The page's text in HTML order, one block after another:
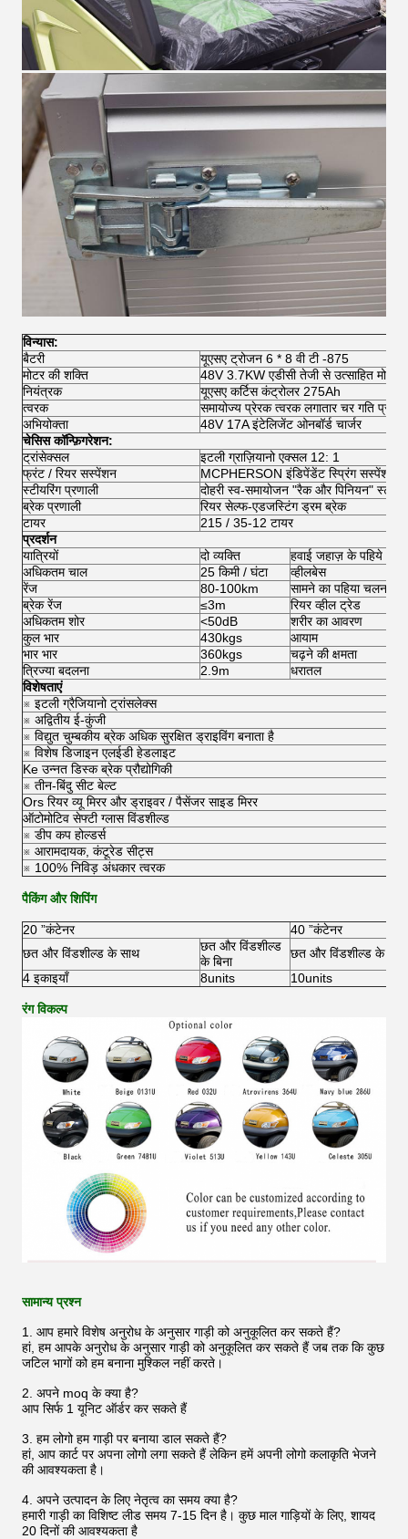
विन्यास:
बैटरी
यूएसए ट्रोजन 6 * 8 वी टी -875
मोटर की शक्ति
48V 3.7KW एडीसी तेजी से उत्साहित मोटर
नियंत्रक
यूएसए कर्टिस कंट्रोलर 275Ah
त्वरक
समायोज्य प्रेरक त्वरक लगातार चर गति
अभियोक्ता
48V 17A इंटेलिजेंट ओनबॉर्ड चार्जर
चेसिस कॉन्फ़िगरेशन:
ट्रांसेक्सल
इटली ग्राज़ियानो एक्सल 12: 1
फ्रंट / रियर सस्पेंशन
MCPHERSON इंडिपेंडेंट स्प्रिंग सस्पेंशन
स्टीयरिंग प्रणाली
दोहरी स्व-समायोजन "रैक और पिनियन"
ब्रेक प्रणाली
रियर सेल्फ-एडजस्टिंग ड्रम ब्रेक
टायर
215 / 35-12 टायर
प्रदर्शन
यात्रियों
दो व्यक्ति
हवाई जहाज़ के पहिये
अधिकतम चाल
25 किमी / घंटा
व्हीलबेस
रेंज
80-100km
सामने का पहिया चलना
ब्रेक रेंज
≤3m
रियर व्हील ट्रेड
अधिकतम शोर
<50dB
शरीर का आवरण
कुल भार
430kgs
आयाम
भार भार
360kgs
चढ़ने की क्षमता
त्रिज्या बदलना
2.9m
धरातल
विशेषताएं
※ इटली ग्रैजियानो ट्रांसलेक्स
※ अद्वितीय ई-कुंजी
※ विद्युत चुम्बकीय ब्रेक अधिक सुरक्षित ड्राइविंग बनाता है
※ विशेष डिजाइन एलईडी हेडलाइट
Ke उन्नत डिस्क ब्रेक प्रौद्योगिकी
※ तीन-बिंदु सीट बेल्ट
Ors रियर व्यू मिरर और ड्राइवर / पैसेंजर साइड मिरर
ऑटोमोटिव सेफ्टी ग्लास विंडशील्ड
※ डीप कप होल्डर्स
※ आरामदायक, कंटूरेड सीट्स
※ 100% निविड़ अंधकार त्वरक
पैकिंग और शिपिंग
20 ”कंटेनर
40 ”कंटेनर
छत और विंडशील्ड के साथ
छत और विंडशील्ड
के बिना
छत और विंडशील्ड के साथ
4 इकाइयाँ
8units 10units
रंग विकल्प
सामान्य प्रश्न
1. आप हमारे विशेष अनुरोध के अनुसार गाड़ी को अनुकूलित कर सकते हैं?
हां, हम आपके अनुरोध के अनुसार गाड़ी को अनुकूलित कर सकते हैं जब तक कि कुछ
जटिल भागों को हम बनाना मुश्किल नहीं करते।
2. अपने moq के क्या है?
आप सिर्फ 1 यूनिट ऑर्डर कर सकते हैं
3. हम लोगो हम गाड़ी पर बनाया डाल सकते हैं?
हां, आप कार्ट पर अपना लोगो लगा सकते हैं लेकिन हमें अपनी लोगो कलाकृति भेजने
की आवश्यकता है।
4. अपने उत्पादन के लिए नेतृत्व का समय क्या है?
हमारी गाड़ी का विशिष्ट लीड समय 7-15 दिन है। कुछ माल गाड़ियों के लिए, शायद
20 दिनों की आवश्यकता है